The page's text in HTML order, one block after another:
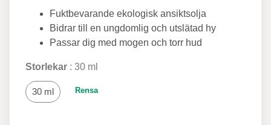
Fuktbevarande ekologisk ansiktsolja
Bidrar till en ungdomlig och utslätad hy
Passar dig med mogen och torr hud
Storlekar 30 ml
30 ml Rensa